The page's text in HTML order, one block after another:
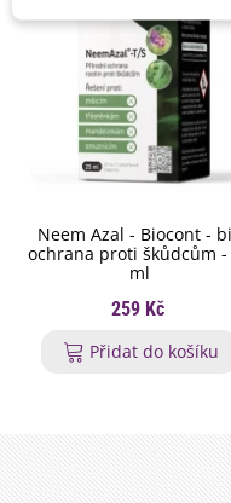
Neem Azal - Biocont -
ochrana proti škůdcům -
ml
259 Kč
Přidat do košíku